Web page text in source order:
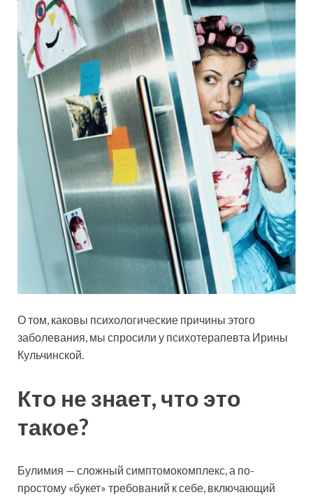
О том, каковы психологические причины этого
заболевания, мы спросили у психотерапевта Ирины
Кульчинской.
Кто не знает, что это
такое?
Булимия — сложный симптомокомплекс, а по-
простому «букет» требований к себе, включающий